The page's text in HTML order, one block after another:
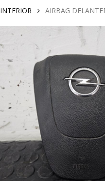
INTERIOR AIRBAG